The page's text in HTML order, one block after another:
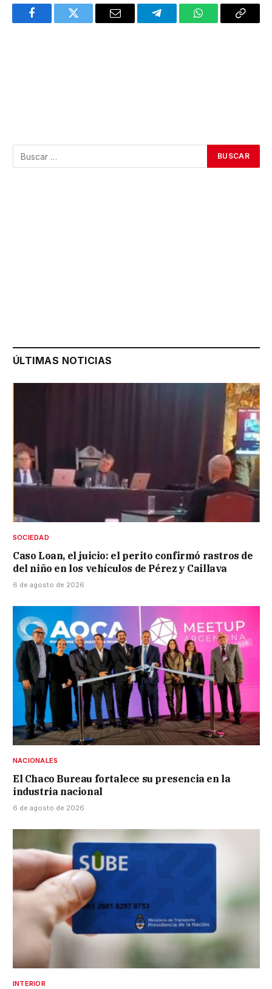
FacebookTwitter Email TelegramWhatsAppCopy
ÚLTIMAS NOTICIAS
SOCIEDAD
Caso Loan, el juicio: el perito confirmó rastros de
del niño en los vehículos de Pérez y Caillava
6 de agosto de 2026
NACIONALES
El Chaco Bureau fortalece su presencia en la
industria nacional
6 de agosto de 2026
INTERIOR